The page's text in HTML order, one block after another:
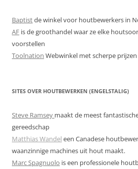
Baptistde winkel voor houtbewerkers in
AF is de groothandel waar ze elke
voorstellen
Toolnation Webwinkel met scherpe
SITES OVER HOUTBEWERKEN (ENGELSTALIG)
Steve Ramsey maakt de meest
gereedschap
Matthias Wandel een Canadese
waanzinnige machines uit hout maakt.
Marc Spagnuolo is een professionele